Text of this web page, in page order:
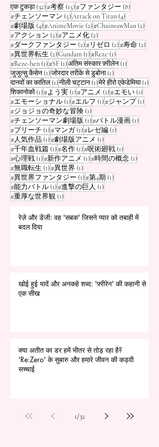
एक टुकड़ा (32)32 पोस्ट
#考察 (15)15 पोस्ट
#ファンタジー (8)8 पोस्ट
#チェンソーマン (5)5 पोस्ट
Attack on Titan (4)4 पोस्ट
#劇場版 (4)4 पोस्ट
#AnimeMovie (2)2 पोस्ट
#ChainsawMan (2)2 पोस्ट
#アクション (2)2 पोस्ट
#アニメ化 (2)2 पोस्ट
#ダークファンタジー (2)2 पोस्ट
#リゼロ (2)2 पोस्ट
#寿命 (2)2 पोस्ट
#異世界転生 (2)2 पोस्ट
Gundam (1)1 पोस्ट
#Reze (1)1 पोस्ट
#Reze-hen (1)1 पोस्ट
#SF (1)1 पोस्ट
अंतिम संस्कार फ़्रीलेन (1)1 पोस्ट
जुजुत्सु कैसेन (1)1 पोस्ट
जोरदार तरीके से डुबोना (1)1 पोस्ट
दानवों का कातिल (1)1 पोस्ट
नीली चट्टान (1)1 पोस्ट
मेरे हीरो एकेडेमिया (1)1
शिकानोको (1)1 पोस्ट
#よう実 (1)1 पोस्ट
#アニメ (1)1 पोस्ट
#エモい (1)1 पोस्ट
#エモーショナル (1)1 पोस्ट
#エルフ (1)1 पोस्ट
#ジャンプ (1)1 पोस्ट
#ジョジョの奇妙な冒険 (1)1 पोस्ट
#チェンソーマン劇場版 (1)1 पोस्ट
#バトル漫画 (1)1 पोस्ट
#ブリーチ (1)1 पोस्ट
#マンガ (1)1 पोस्ट
#レゼ編 (1)1 पोस्ट
#人気作品 (1)1 पोस्ट
#劇場版アニメ (1)1 पोस्ट
#千年血戦篇 (1)1 पोस्ट
#名作 (1)1 पोस्ट
#呪術廻戦 (1)1 पोस्ट
#心理戦 (1)1 पोस्ट
#新作アニメ (1)1 पोस्ट
#時間の概念 (1)1 पोस्ट
#無職転生 (1)1 पोस्ट
#異世界 (1)1 पोस्ट
#異世界ファンタジー (1)1 पोस्ट
#第4期 (1)1 पोस्ट
#能力バトル (1)1 पोस्ट
#進撃の巨人 (1)1 पोस्ट
#重厚な世界観 (1)1 पोस्ट
रेज़े और डेंजी: वह 'सबक' जिसने प्यार को तबाही में
बदल दिया
खोई हुई यादें और अनकहे शब्द: 'फ़्रीरेन' की कहानी से
एक सीख
क्या अतीत का डर हमें भीतर से तोड़ रहा है?
'Re:Zero' के सुबारु और हमारे जीवन की कड़वी
सच्चाई
1/32